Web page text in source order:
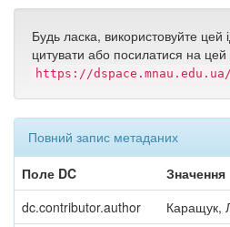
Будь ласка, використовуйте цей
цитувати або посилатися на цей
https://
Повний запис метаданих
Поле DC
Значення
dc.contributor.author
Каращук,